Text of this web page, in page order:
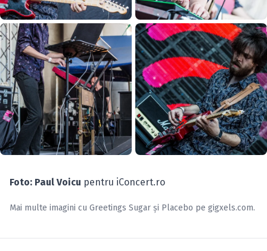
Foto: Paul Voicu pentru iConcert.ro
Mai multe imagini cu Greetings Sugar și Placebo pe gigxels.com.